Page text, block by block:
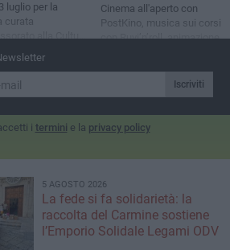
luglio per la
curata
alla Cultura
Cinema all'aperto con
PostKino, musica sui corsi
con Ruvi’n’roll, animazione
Iscriviti
i termini e la privacy policy
5 AGOSTO 2026
La fede si fa solidarietà: la
raccolta del Carmine sostiene
l’Emporio Solidale Legami ODV